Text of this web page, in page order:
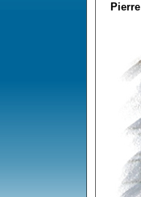
Pierre